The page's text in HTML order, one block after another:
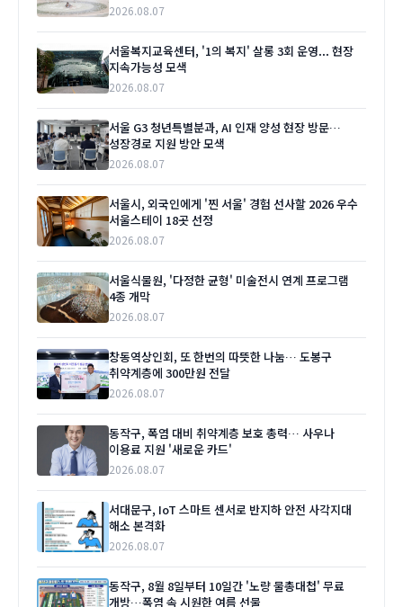
2026.08.07
서울복지교육센터, '1의 복지' 살롱 3회 운영... 현장
지속가능성 모색
2026.08.07
서울 G3 청년특별분과, AI 인재 양성 현장 방문…
성장경로 지원 방안 모색
2026.08.07
서울시, 외국인에게 '찐 서울' 경험 선사할 2026 우수
서울스테이 18곳 선정
2026.08.07
서울식물원, '다정한 균형' 미술전시 연계 프로그램
4종 개막
2026.08.07
창동역상인회, 또 한번의 따뜻한 나눔… 도봉구
취약계층에 300만원 전달
2026.08.07
동작구, 폭염 대비 취약계층 보호 총력… 사우나
이용료 지원 '새로운 카드'
2026.08.07
서대문구, IoT 스마트 센서로 반지하 안전 사각지대
해소 본격화
2026.08.07
동작구, 8월 8일부터 10일간 '노량 물총대첩' 무료
개방…폭염 속 시원한 여름 선물